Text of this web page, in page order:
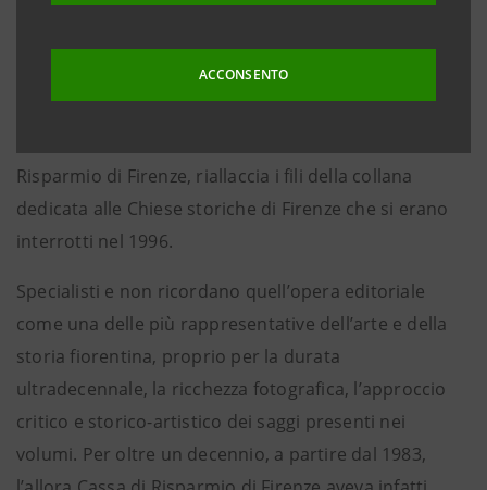
ACCONSENTO
monumento che testimonia la ricchezza inesauribile
del patrimonio artistico fiorentino: questa è
Santissima Annunziata, celebrata nel volume “La
Risparmio di Firenze, riallaccia i fili della collana
dedicata alle Chiese storiche di Firenze che si erano
interrotti nel 1996.
Specialisti e non ricordano quell’opera editoriale
come una delle più rappresentative dell’arte e della
storia fiorentina, proprio per la durata
ultradecennale, la ricchezza fotografica, l’approccio
critico e storico-artistico dei saggi presenti nei
volumi. Per oltre un decennio, a partire dal 1983,